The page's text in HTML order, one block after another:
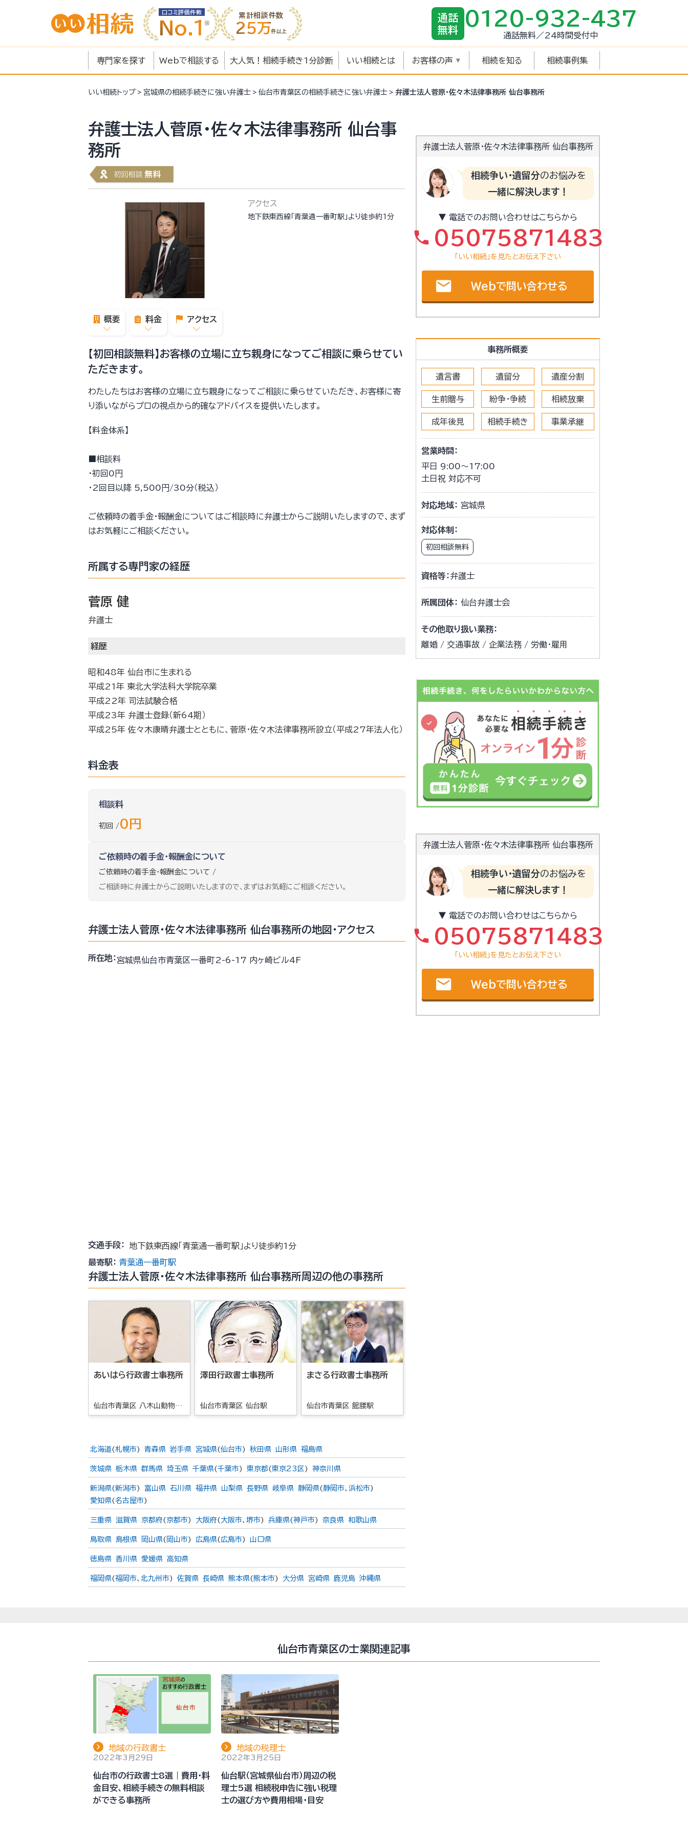
口コミ評価件数
No.1
累計相談件数
25万件以上
通話
無料
0120-932-437
通話無料／24時間受付中
専門家を探す Webで相談する 大人気！相続手続き1分診断 いい相続とは お客様の声 相続を知る 相続事例集
いい相続 トップ 宮城県の相続手続きに強い弁護士 仙台市青葉区の相続手続きに強い弁護士 弁護士法人菅原・佐々木法律事務所 仙台事務所
弁護士法人菅原・佐々木法律事務所 仙台事
務所
アクセス
地下鉄東西線「青葉通一番町駅」より徒歩約1分
概要 料金 アクセス
【初回相談無料】お客様の立場に立ち親身になってご相談に乗らせてい
ただきます。
わたしたちはお客様の立場に立ち親身になってご相談に乗らせていただき、お客様に寄
り添いながらプロの視点から的確なアドバイスを提供いたします。
【料金体系】
■相談料
・初回0円
・2回目以降 5,500円/30分（税込）
ご依頼時の着手金・報酬金についてはご相談時に弁護士からご説明いたしますので、まず
はお気軽にご相談ください。
所属する専門家の経歴
菅原 健
弁護士
経歴
昭和48年 仙台市に生まれる
平成21年 東北大学法科大学院卒業
平成22年 司法試験合格
平成23年 弁護士登録（新64期）
平成25年 佐々木康晴弁護士とともに、菅原・佐々木法律事務所設立（平成27年法人化）
料金表
相談料
初回 / 0円
ご依頼時の着手金・報酬金について
ご依頼時の着手金・報酬金について /
ご相談時に弁護士からご説明いたしますので、まずはお気軽にご相談ください。
弁護士法人菅原・佐々木法律事務所 仙台事務所の地図・アクセス
所在地：宮城県仙台市青葉区一番町2-6-17 内ヶ崎ビル4F
交通手段：
地下鉄東西線「青葉通一番町駅」より徒歩約1分
最寄駅： 青葉通一番町駅
弁護士法人菅原・佐々木法律事務所 仙台事務所周辺の他の事務所
あいはら行政書士事務所
仙台市青葉区 八木山動物公
園駅
澤田行政書士事務所
仙台市青葉区 仙台駅
まさる行政書士事務所
仙台市青葉区 館腰駅
北海道(札幌市) 青森県 岩手県 宮城県(仙台市) 秋田県 山形県 福島県
茨城県 栃木県 群馬県 埼玉県 千葉県(千葉市) 東京都(東京23区) 神奈川県
新潟県(新潟市) 富山県 石川県 福井県 山梨県 長野県 岐阜県 静岡県(静岡市、 浜松市)
愛知県(名古屋市)
三重県 滋賀県 京都府(京都市) 大阪府(大阪市、 堺市) 兵庫県(神戸市) 奈良県 和歌山県
鳥取県 島根県 岡山県( 岡山市) 広島県(広島市) 山口県
徳島県 香川県 愛媛県 高知県
福岡県(福岡市、 北九州市) 佐賀県 長崎県 熊本県(熊本市) 大分県 宮崎県 鹿児島 沖縄県
弁護士法人菅原・佐々木法律事務所 仙台事務所
相続争い・遺留分のお悩みを
一緒に解決します！
▼ 電話でのお問い合わせはこちらから
phone 05075871483
「いい相続」を見たとお伝え下さい
email Webで問い合わせる
事務所概要
遺言書 遺留分 遺産分割
生前贈与 紛争・争続 相続放棄
成年後見 相続手続き 事業承継
営業時間：
平日 9:00～17:00
土日祝 対応不可
対応地域： 宮城県
対応体制：
初回相談無料
資格等：弁護士
所属団体： 仙台弁護士会
その他取り扱い業務：
離婚 / 交通事故 / 企業法務 / 労働・雇用
弁護士法人菅原・佐々木法律事務所 仙台事務所
相続争い・遺留分のお悩みを
一緒に解決します！
▼ 電話でのお問い合わせはこちらから
phone 05075871483
「いい相続」を見たとお伝え下さい
email Webで問い合わせる
仙台市青葉区の士業関連記事
地域の行政書士
2022年3月29日
仙台市の行政書士8選｜費用・料
金目安、相続手続きの無料相談
ができる事務所
地域の税理士
2022年3月25日
仙台駅（宮城県仙台市）周辺の税
理士5選 相続税申告に強い税理
士の選び方や費用相場・目安